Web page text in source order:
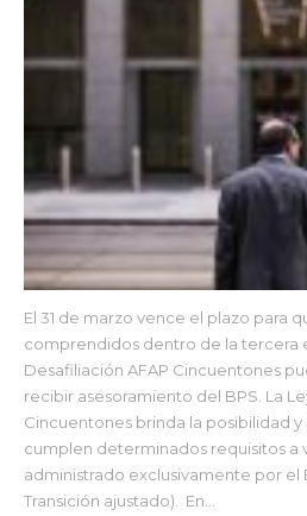
El 31 de marzo vence el plazo para
comprendidos dentro de la tercera
Desafiliación AFAP Cincuentones
recibir asesoramiento del BPS. La
Cincuentones brinda la posibilidad
cumplen determinados requisitos a
administrado exclusivamente por el
Transición ajustado). En…